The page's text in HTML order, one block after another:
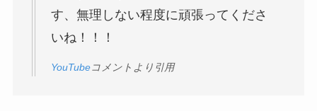
す、無理しない程度に頑張ってくださ
いね！！！
YouTubeコメントより引用